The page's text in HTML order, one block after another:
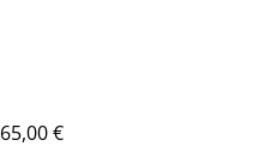
65,00 €